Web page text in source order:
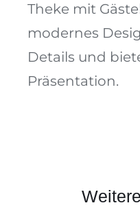
Theke mit
modernes
Details und
Präsentation.